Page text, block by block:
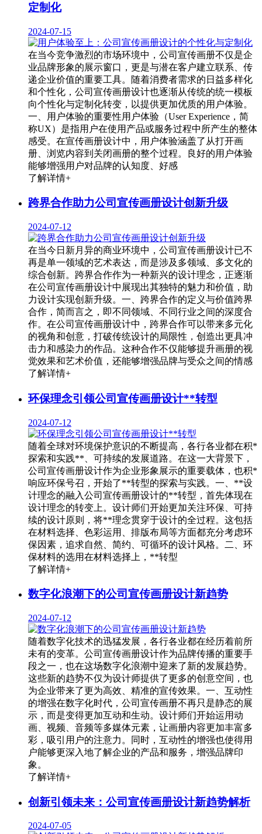
定制化
2024-07-15
在当今竞争激烈的市场环境中，公司宣传画册不仅是企
业品牌形象的展示窗口，更是与潜在客户建立联系、传
递企业价值的重要工具。随着消费者需求的日益多样化
和个性化，公司宣传画册设计也逐渐从传统的统一模板
向个性化与定制化转变，以提供更加优质的用户体验。
一、用户体验的重要性用户体验（User Experience，简
称UX）是指用户在使用产品或服务过程中所产生的整体
感受。在宣传画册设计中，用户体验涵盖了从打开画
册、浏览内容到关闭画册的整个过程。良好的用户体验
能够增强用户对品牌的认知度、好感
了解详情+
跨界合作助力公司宣传画册设计创新升级
2024-07-12
在当今日新月异的商业环境中，公司宣传画册设计已不
再是单一领域的艺术表达，而是涉及多领域、多文化的
综合创新。跨界合作作为一种新兴的设计理念，正逐渐
在公司宣传画册设计中展现出其独特的魅力和价值，助
力设计实现创新升级。一、跨界合作的定义与价值跨界
合作，简而言之，即不同领域、不同行业之间的深度合
作。在公司宣传画册设计中，跨界合作可以带来多元化
的视角和创意，打破传统设计的局限性，创造出更具冲
击力和感染力的作品。这种合作不仅能够提升画册的视
觉效果和艺术价值，还能够增强品牌与受众之间的情感
了解详情+
环保理念引领公司宣传画册设计**转型
2024-07-12
随着全球对环境保护意识的不断提高，各行各业都在积*
探索和实践**、可持续的发展道路。在这一大背景下，
公司宣传画册设计作为企业形象展示的重要载体，也积*
响应环保号召，开始了**转型的探索与实践。一、**设
计理念的融入公司宣传画册设计的**转型，首先体现在
设计理念的转变上。设计师们开始更加关注环保、可持
续的设计原则，将**理念贯穿于设计的全过程。这包括
在材料选择、色彩运用、排版布局等方面都充分考虑环
保因素，追求自然、简约、可循环的设计风格。二、环
保材料的选用在材料选择上，**转型
了解详情+
数字化浪潮下的公司宣传画册设计新趋势
2024-07-12
随着数字化技术的迅猛发展，各行各业都在经历着前所
未有的变革。公司宣传画册设计作为品牌传播的重要手
段之一，也在这场数字化浪潮中迎来了新的发展趋势。
这些新的趋势不仅为设计师提供了更多的创意空间，也
为企业带来了更为高效、精准的宣传效果。一、互动性
的增强在数字化时代，公司宣传画册不再只是静态的展
示，而是变得更加互动和生动。设计师们开始运用动
画、视频、音频等多媒体元素，让画册内容更加丰富多
彩，吸引用户的注意力。同时，互动性的增强也使得用
户能够更深入地了解企业的产品和服务，增强品牌印
象。
了解详情+
创新引领未来：公司宣传画册设计新趋势解析
2024-07-05